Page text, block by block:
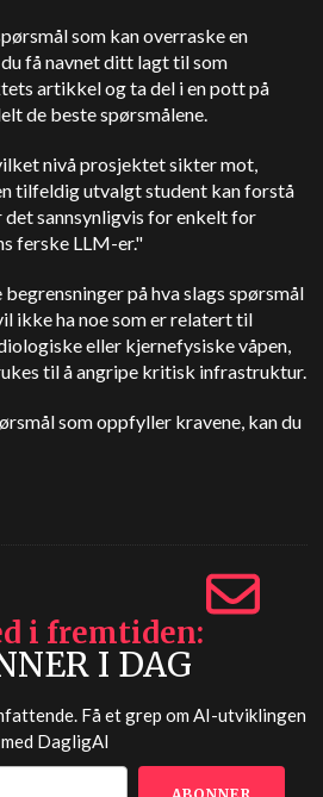
som kan overraske en
få navnet ditt lagt til som
artikkel og ta del i en pott på
de beste spørsmålene.
nivå prosjektet sikter mot,
tilfeldig utvalgt student kan forstå
det sannsynligvis for enkelt for
ferske LLM-er."
på hva slags spørsmål
ikke ha noe som er relatert til
eller kjernefysiske våpen,
til å angripe kritisk infrastruktur.
som oppfyller kravene, kan du
i fremtiden
I DAG
Få et grep om AI-utviklingen
med DagligAI